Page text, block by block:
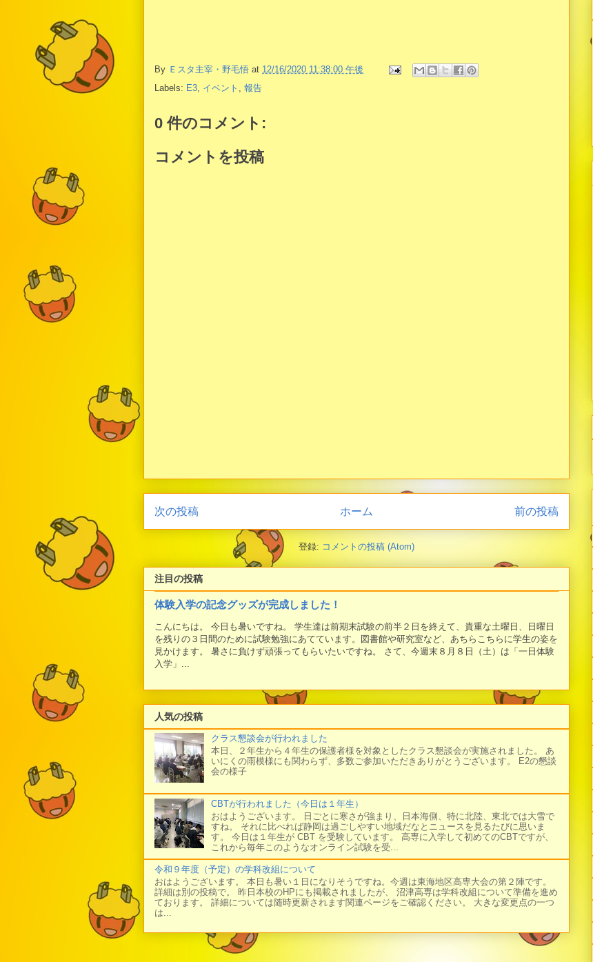
By Ｅスタ主宰・野毛悟 at 12/16/2020 11:38:00 午後
Labels: E3 イベント 報告
0 件のコメント:
コメントを投稿
次の投稿 前の投稿
ホーム
登録: コメントの投稿 (Atom)
注目の投稿
体験入学の記念グッズが完成しました！
こんにちは。 今日も暑いですね。 学生達は前期末試験の前半２日を終えて、貴重な土曜日、日曜日
を残りの３日間のために試験勉強にあてています。図書館や研究室など、あちらこちらに学生の姿を
見かけます。 暑さに負けず頑張ってもらいたいですね。 さて、今週末８月８日（土）は「一日体験
入学」...
人気の投稿
クラス懇談会が行われました
本日、２年生から４年生の保護者様を対象としたクラス懇談会が実施されました。 あ
いにくの雨模様にも関わらず、多数ご参加いただきありがとうございます。 E2の懇談
会の様子
CBTが行われました（今日は１年生）
おはようございます。 日ごとに寒さが強まり、日本海側、特に北陸、東北では大雪で
すね。 それに比べれば静岡は過ごしやすい地域だなとニュースを見るたびに思いま
す。 今日は１年生が CBT を受験しています。 高専に入学して初めてのCBTですが、
これから毎年このようなオンライン試験を受...
令和９年度（予定）の学科改組について
おはようございます。 本日も暑い１日になりそうですね。今週は東海地区高専大会の第２陣です。
詳細は別の投稿で。 昨日本校のHPにも掲載されましたが、 沼津高専は学科改組について準備を進め
ております。 詳細については随時更新されます関連ページをご確認ください。 大きな変更点の一つ
は...